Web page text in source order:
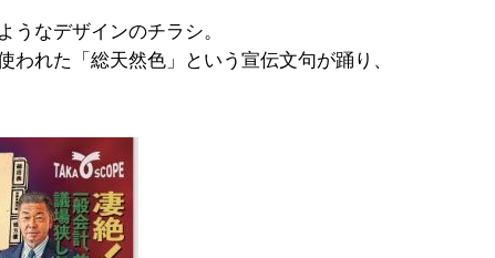
うなデザインのチラシ。
われた「総天然色」という宣伝文句が踊り、